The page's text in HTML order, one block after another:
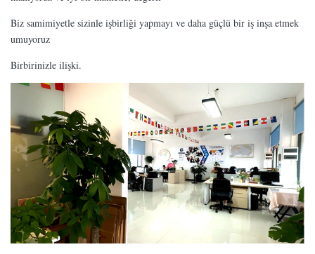
Biz samimiyetle sizinle işbirliği yapmayı ve daha güçlü bir iş inşa etmek
umuyoruz
Birbirinizle ilişki.